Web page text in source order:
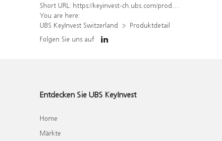
Short URL: https://keyinvest-ch.ubs.com/produkt/detail/index/isin/CH1579756045
You are here:
UBS KeyInvest Switzerland
Produktdetail
Folgen Sie uns auf
Entdecken Sie UBS KeyInvest
Home
Märkte